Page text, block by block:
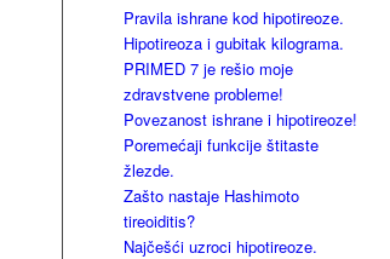
Pravila ishrane kod hipotireoze.
Hipotireoza i gubitak kilograma.
PRIMED 7 je rešio moje
zdravstvene probleme!
Povezanost ishrane i hipotireoze!
Poremećaji funkcije štitaste
žlezde.
Zašto nastaje Hashimoto
tireoiditis?
Najčešći uzroci hipotireoze.